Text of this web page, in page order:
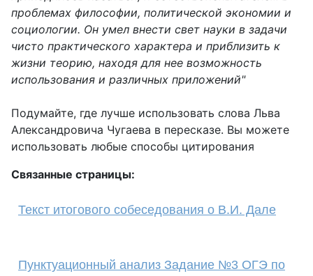
проблемах философии, политической экономии и
социологии. Он умел внести свет науки в задачи
чисто практического характера и приблизить к
жизни теорию, находя для нее возможность
использования и различных приложений"
Подумайте, где лучше использовать слова Льва
Александровича Чугаева в пересказе. Вы можете
использовать любые способы цитирования
Связанные страницы:
Текст итогового собеседования о В.И. Дале
Пунктуационный анализ Задание №3 ОГЭ по